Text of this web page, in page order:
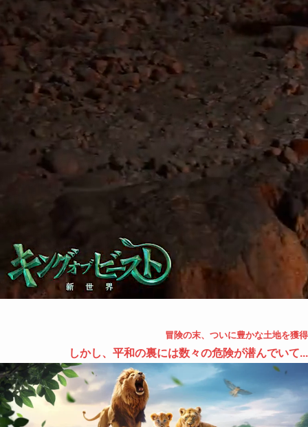
冒険の末、ついに豊かな土地を獲得
しかし、平和の裏には数々の危険が潜んでいて...